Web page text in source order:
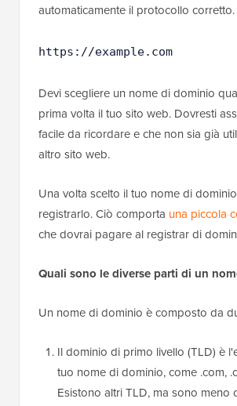
automaticamente il protocollo corretto.
https://example.com
Devi scegliere un nome di dominio
prima volta il tuo sito web. Dovresti
facile da ricordare e che non sia già
altro sito web.
Una volta scelto il tuo nome di
registrarlo. Ciò comporta una piccola
che dovrai pagare al registrar di
Quali sono le diverse parti di un
Un nome di dominio è composto da
Il dominio di primo livello (TLD) è
tuo nome di dominio, come .com,
Esistono altri TLD, ma sono meno